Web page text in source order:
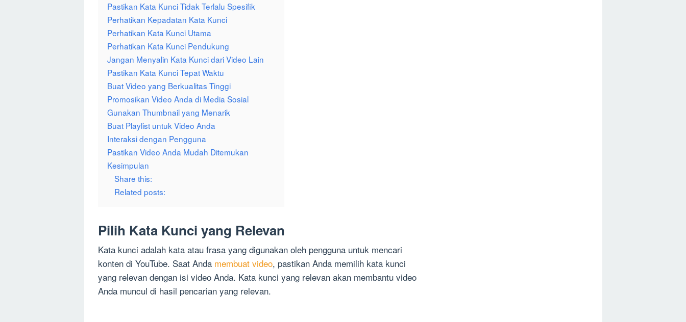
Pastikan Kata Kunci Tidak Terlalu Spesifik
Perhatikan Kepadatan Kata Kunci
Perhatikan Kata Kunci Utama
Perhatikan Kata Kunci Pendukung
Jangan Menyalin Kata Kunci dari Video Lain
Pastikan Kata Kunci Tepat Waktu
Buat Video yang Berkualitas Tinggi
Promosikan Video Anda di Media Sosial
Gunakan Thumbnail yang Menarik
Buat Playlist untuk Video Anda
Interaksi dengan Pengguna
Pastikan Video Anda Mudah Ditemukan
Kesimpulan
Share this:
Related posts:
Pilih Kata Kunci yang Relevan
Kata kunci adalah kata atau frasa yang digunakan oleh pengguna untuk mencari
konten di YouTube. Saat Anda membuat video, pastikan Anda memilih kata kunci
yang relevan dengan isi video Anda. Kata kunci yang relevan akan membantu video
Anda muncul di hasil pencarian yang relevan.